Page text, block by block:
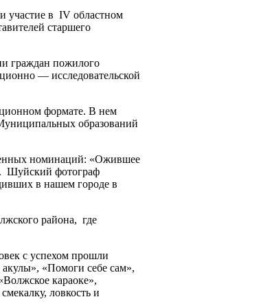
участие в IV областном
старшего
граждан пожилого
— исследовательской
формате. В нем
образований
номинаций: «Ожившее
Шуйский фотограф
в нашем городе в
района, где
с успехом прошли
«Помоги себе сам»,
караоке»,
ловкость и